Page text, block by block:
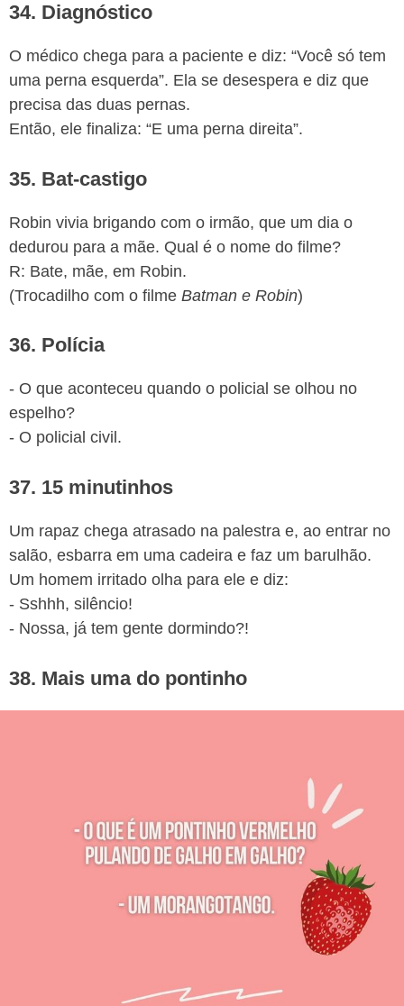
34. Diagnóstico
O médico chega para a paciente e diz: “Você só tem
uma perna esquerda”. Ela se desespera e diz que
precisa das duas pernas.
Então, ele finaliza: “E uma perna direita”.
35. Bat-castigo
Robin vivia brigando com o irmão, que um dia o
dedurou para a mãe. Qual é o nome do filme?
R: Bate, mãe, em Robin.
(Trocadilho com o filme Batman e Robin)
36. Polícia
- O que aconteceu quando o policial se olhou no
espelho?
- O policial civil.
37. 15 minutinhos
Um rapaz chega atrasado na palestra e, ao entrar no
salão, esbarra em uma cadeira e faz um barulhão.
Um homem irritado olha para ele e diz:
- Sshhh, silêncio!
- Nossa, já tem gente dormindo?!
38. Mais uma do pontinho